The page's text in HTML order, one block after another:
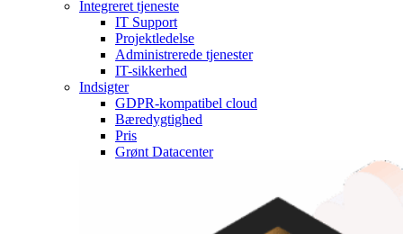
Integreret tjeneste
IT Support
Projektledelse
Administrerede tjenester
IT-sikkerhed
Indsigter
GDPR-kompatibel cloud
Bæredygtighed
Pris
Grønt Datacenter